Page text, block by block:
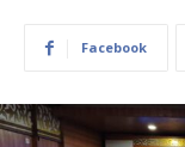
Facebook